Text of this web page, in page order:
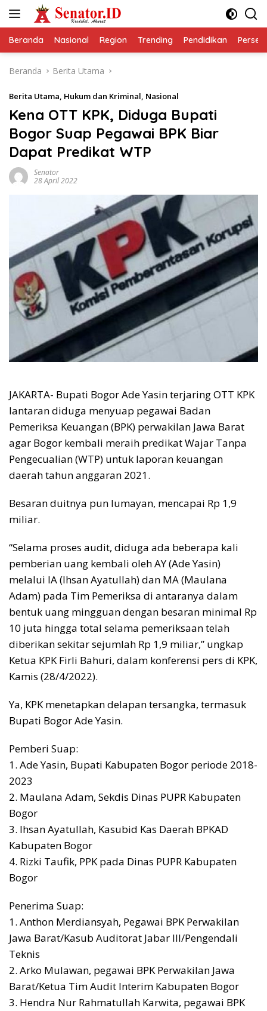
Beranda Nasional Region Trending Pendidikan
Beranda Berita Utama
Berita Utama, Hukum dan Kriminal, Nasional
Kena OTT KPK, Diduga Bupati
Bogor Suap Pegawai BPK Biar
Dapat Predikat WTP
Senator
28 April 2022
JAKARTA- Bupati Bogor Ade Yasin terjaring OTT KPK
lantaran diduga menyuap pegawai Badan
Pemeriksa Keuangan (BPK) perwakilan Jawa Barat
agar Bogor kembali meraih predikat Wajar Tanpa
Pengecualian (WTP) untuk laporan keuangan
daerah tahun anggaran 2021.
Besaran duitnya pun lumayan, mencapai Rp 1,9
miliar.
“Selama proses audit, diduga ada beberapa kali
pemberian uang kembali oleh AY (Ade Yasin)
melalui IA (Ihsan Ayatullah) dan MA (Maulana
Adam) pada Tim Pemeriksa di antaranya dalam
bentuk uang mingguan dengan besaran minimal Rp
10 juta hingga total selama pemeriksaan telah
diberikan sekitar sejumlah Rp 1,9 miliar,” ungkap
Ketua KPK Firli Bahuri, dalam konferensi pers di KPK,
Kamis (28/4/2022).
Ya, KPK menetapkan delapan tersangka, termasuk
Bupati Bogor Ade Yasin.
Pemberi Suap:
1. Ade Yasin, Bupati Kabupaten Bogor periode 2018-
2023
2. Maulana Adam, Sekdis Dinas PUPR Kabupaten
Bogor
3. Ihsan Ayatullah, Kasubid Kas Daerah BPKAD
Kabupaten Bogor
4. Rizki Taufik, PPK pada Dinas PUPR Kabupaten
Bogor
Penerima Suap:
1. Anthon Merdiansyah, Pegawai BPK Perwakilan
Jawa Barat/Kasub Auditorat Jabar III/Pengendali
Teknis
2. Arko Mulawan, pegawai BPK Perwakilan Jawa
Barat/Ketua Tim Audit Interim Kabupaten Bogor
3. Hendra Nur Rahmatullah Karwita, pegawai BPK